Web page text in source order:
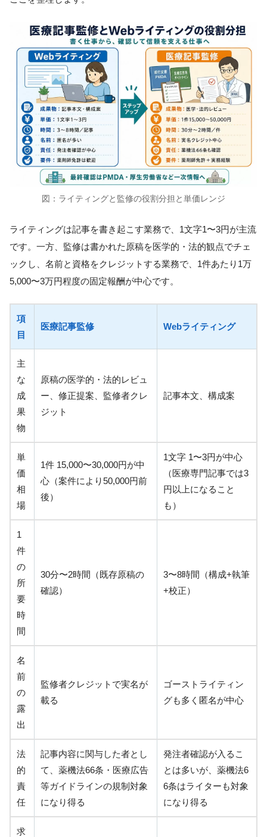
図：ライティングと監修の役割分担と単価レンジ
ライティングは記事を書き起こす業務で、1文字1〜3円が主流
です。一方、監修は書かれた原稿を医学的・法的観点でチェ
ックし、名前と資格をクレジットする業務で、1件あたり1万
5,000〜3万円程度の固定報酬が中心です。
項
目
医療記事監修 Webライティング
主
な
成
果
物
原稿の医学的・法的レビュ
ー、修正提案、監修者クレ
ジット
記事本文、構成案
単
価
相
場
1件 15,000〜30,000円が中
心（案件により50,000円前
後）
1文字 1〜3円が中心
（医療専門記事では3
円以上になること
も）
1
件
の
所
要
時
間
30分〜2時間（既存原稿の
確認）
3〜8時間（構成+執筆
+校正）
名
前
の
露
出
監修者クレジットで実名が
載る
ゴーストライティン
グも多く匿名が中心
法
的
責
任
記事内容に関与した者とし
て、薬機法66条・医療広告
等ガイドラインの規制対象
になり得る
発注者確認が入るこ
とは多いが、薬機法6
6条はライターも対象
になり得る
求